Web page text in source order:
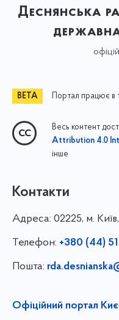
Деснянська
Портал працює в
Весь контент
Attribution 4.0
інше
Контакти
Адреса: 02225, м.
Телефон: +380 (44)
Пошта:
Офіційний портал